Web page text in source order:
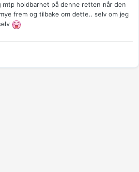
mtp holdbarhet på denne retten når den
frem og tilbake om dette.. selv om jeg